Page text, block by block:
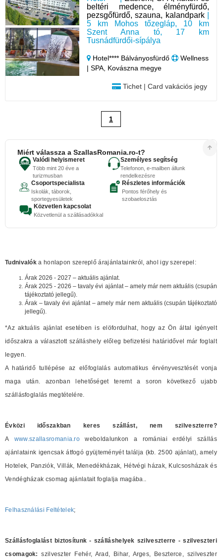
beltéri medence, élményfürdő,
pezsgőfürdő, szauna, kalandpark|
5 km Mohos tőzegláp, 10 km
Szent Anna tó, 17 km
Tusnádfürdői-sípálya
Hotel**** Bálványosfürdő
Wellness
| SPA, Kovászna megye
Tichet | Card vakációs jegy
1
Miért válassza a SzallasRomania.ro-t?
Valódi helyismeret
Több mint 20 éve a
turizmusban
Személyes segítség
Telefonon, e-mailben állunk
rendelkezésre
Csoportspecialista
Iskolák, táborok,
sportegyesületek
Részletes információk
Pontos férőhely és
szobaelosztás
Közvetlen kapcsolat
Közvetlenül a szállásadókkal
Tudnivalók a honlapon szereplő árajánlatainkról, ahol igy szerepel:
Árak 2026 - 2027 – aktuális ajánlat.
Árak 2025 - 2026 – tavaly évi ajánlat – amely már nem aktuális (csupán
tájékoztató jellegű).
Árak – tavaly évi ajánlat – amely már nem aktuális (csupán tájékoztató
jellegű).
*Az aktuális ajánlat esetében is elöfordulhat, hogy az Ön által igényelt
időszakra a választott szálláshely előleg befizetési határidővel már foglalt
legyen.
A határidő tullépése az előfoglalás automatikus érvényvesztését vonja
maga után. azonban lehetőséget teremt a soron következő ujabb
szállásfoglalás megtételére.
Évközi időszakban keres szállást, nem szilveszterre?
A www.szallasromania.ro weboldalunkon a romániai erdélyi szállás
ajánlataink igencsak átfogó gyüjteményét találja (kb. 2500 ajánlat), amely
Hotelek, Panziók, Villák, Menedékházak, Hétvégi házak, Kulcsosházak és
Vendégházak csomag ajánlatait foglalja magába..
Felhasználási Feltételek;
Szállásfoglalást biztosítunk - szálláshelyek szilveszterre - szilveszteri
csomagok: szilveszter Fehér, Arad, Bihar, Arges, Beszterce, szilveszter